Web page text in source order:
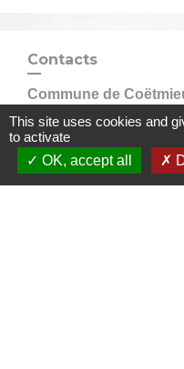
Contacts
Commune de
3, rue de la Mairie
22400 Coëtmieux -
+33 2 96 34 62 20
This site uses cookies and
to activate
OK, accept all